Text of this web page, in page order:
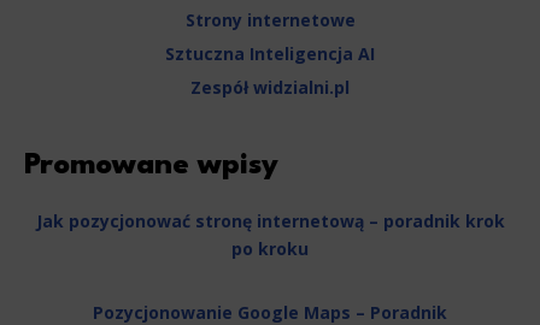
Strony internetowe
Sztuczna Inteligencja AI
Zespół widzialni.pl
Promowane wpisy
Jak pozycjonować stronę internetową – poradnik krok
po kroku
Pozycjonowanie Google Maps – Poradnik